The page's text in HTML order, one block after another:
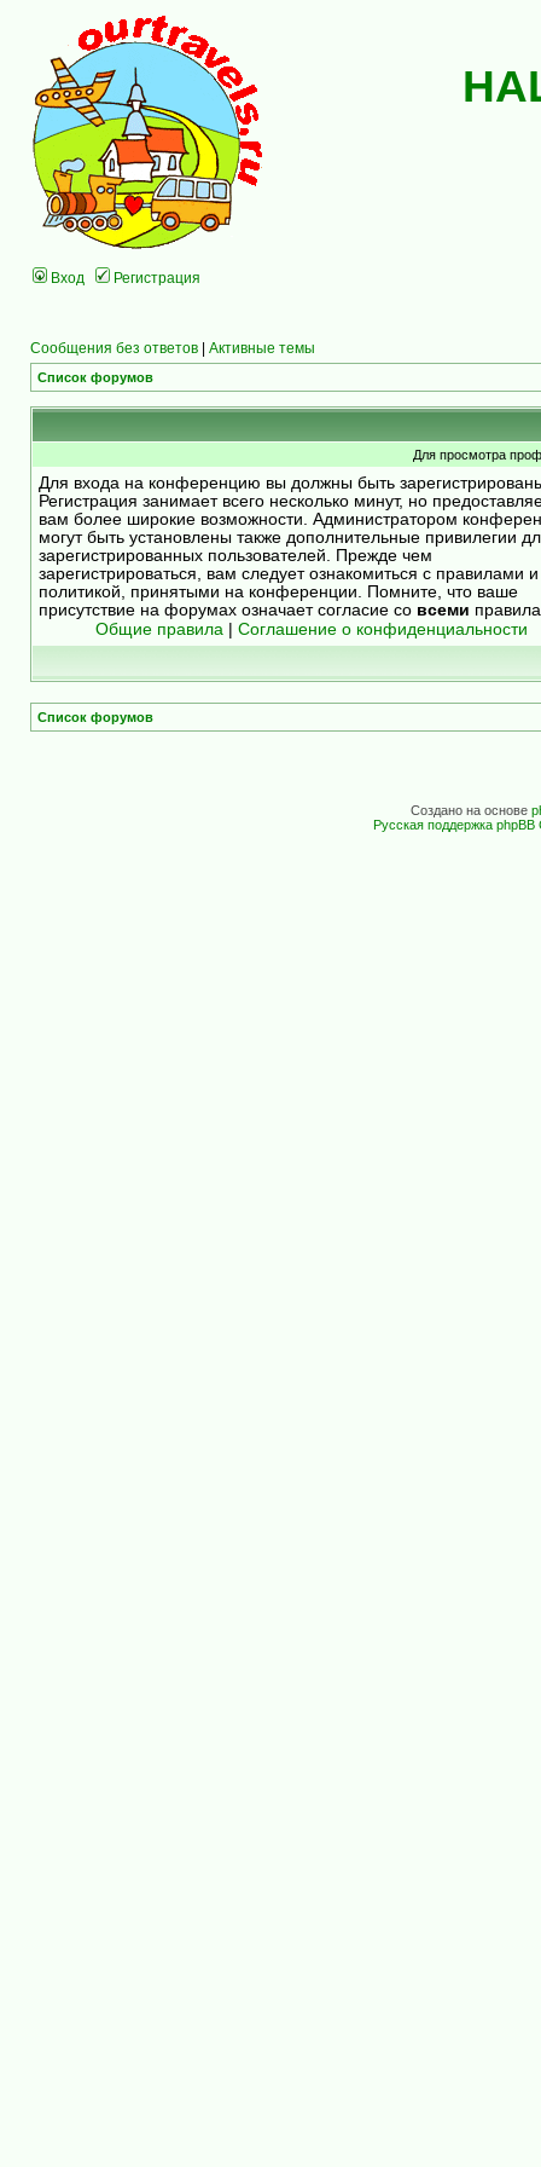
Вход Регистрация
Сообщения без ответов | Активные темы
Список форумов
Для просмотра
Для входа на конференцию вы должны быть
Регистрация занимает всего несколько минут, но
вам более широкие возможности. Администратором
могут быть установлены также дополнительные привилегии
зарегистрированных пользователей. Прежде чем
зарегистрироваться, вам следует ознакомиться с правилами и
политикой, принятыми на конференции. Помните, что ваше
присутствие на форумах означает согласие со всеми
Общие правила
Соглашение о конфиденциальности
Список форумов
Создано на основе
Русская поддержка phpBB